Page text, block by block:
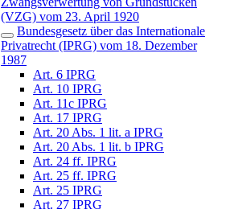
(VZG) vom 23. April 1920
Bundesgesetz über das Internationale
Privatrecht (IPRG) vom 18. Dezember
1987
Art. 6 IPRG
Art. 10 IPRG
Art. 11c IPRG
Art. 17 IPRG
Art. 20 Abs. 1 lit. a IPRG
Art. 20 Abs. 1 lit. b IPRG
Art. 24 ff. IPRG
Art. 25 ff. IPRG
Art. 25 IPRG
Art. 27 IPRG